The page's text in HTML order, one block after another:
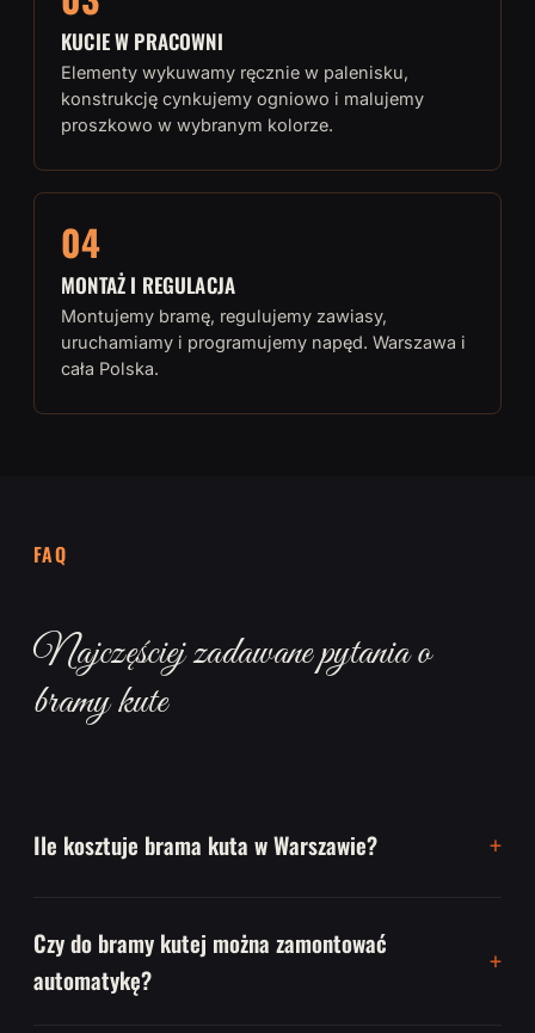
KUCIE W PRACOWNI
Elementy wykuwamy ręcznie w palenisku,
konstrukcję cynkujemy ogniowo i malujemy
proszkowo w wybranym kolorze.
04
MONTAŻ I REGULACJA
Montujemy bramę, regulujemy zawiasy,
uruchamiamy i programujemy napęd. Warszawa i
cała Polska.
FAQ
Najczęściej zadawane pytania o
bramy kute
Ile kosztuje brama kuta w Warszawie?
Czy do bramy kutej można zamontować
automatykę?